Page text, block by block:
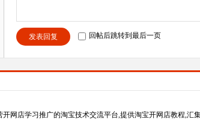
发表回复 回帖后跳转到最后一页
开网店学习推广的淘宝技术交流平台,提供淘宝开网店教程,